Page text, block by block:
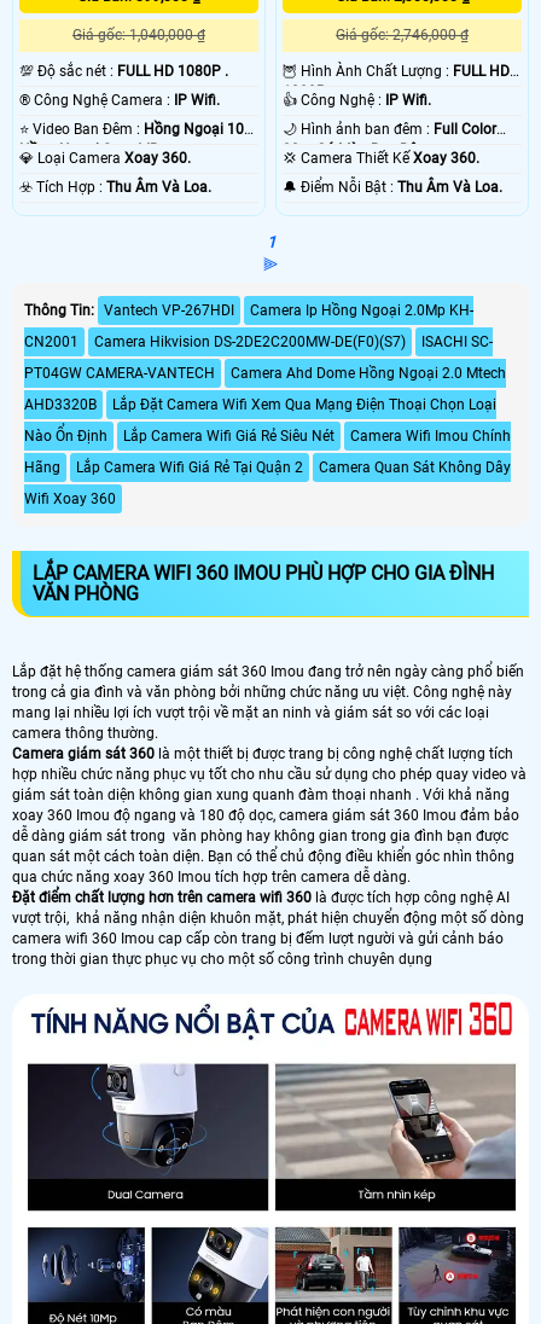
Giá gốc: 1,040,000 ₫
💯 Độ sắc nét : FULL HD 1080P .
®️ Công Nghệ Camera :
IP Wifi.
⭐ Video Ban Đêm : Hồng Ngoại 10m
Hồng Ngoại Smart IR.
💎 Loại Camera Xoay 360.
️☣️ Tích Hợp : Thu Âm Và Loa.
Giá gốc: 2,746,000 ₫
🦉 Hình Ành Chất Lượng : FULL HD
1080P .
👍 Công Nghệ :
IP Wifi.
🌙 Hình ảnh ban đêm : Full Color
30m Có Màu Ban Ðêm.
💢 Camera Thiết KếXoay 360.
️🔔 Điểm Nỗi Bật :Thu Âm Và Loa.
1
⫸
Thông Tin: Vantech VP-267HDI
Camera Ip Hồng Ngoại 2.0Mp KH-
CN2001
Camera Hikvision DS-2DE2C200MW-DE(F0)(S7)
ISACHI SC-
PT04GW CAMERA-VANTECH
Camera Ahd Dome Hồng Ngoại 2.0 Mtech
AHD3320B
Lắp Đặt Camera Wifi Xem Qua Mạng Điện Thoại Chọn Loại
Nào Ổn Định
Lắp Camera Wifi Giá Rẻ Siêu Nét
Camera Wifi Imou Chính
Hãng
Lắp Camera Wifi Giá Rẻ Tại Quận 2
Camera Quan Sát Không Dây
Wifi Xoay 360
LẮP CAMERA WIFI 360 IMOU PHÙ HỢP CHO GIA ĐÌNH
VĂN PHÒNG
Lắp đặt hệ thống camera giám sát 360 Imou đang trở nên ngày càng phổ biến
trong cả gia đình và văn phòng bởi những chức năng ưu việt. Công nghệ này
mang lại nhiều lợi ích vượt trội về mặt an ninh và giám sát so với các loại
camera thông thường.
Camera giám sát 360 là một thiết bị được trang bị công nghệ chất lượng tích
hợp nhiều chức năng phục vụ tốt cho nhu cầu sử dụng cho phép quay video và
giám sát toàn diện không gian xung quanh đàm thoại nhanh . Với khả năng
xoay 360 Imou độ ngang và 180 độ dọc, camera giám sát 360 Imou đảm bảo
dễ dàng giám sát trong văn phòng hay không gian trong gia đình bạn được
quan sát một cách toàn diện. Bạn có thể chủ động điều khiển góc nhìn thông
qua chức năng xoay 360 Imou tích hợp trên camera dễ dàng.
Đặt điểm chất lượng hơn trên camera wifi 360 là được tích hợp công nghệ AI
vượt trội, khả năng nhận diện khuôn mặt, phát hiện chuyển động một số dòng
camera wifi 360 Imou cap cấp còn trang bị đếm lượt người và gửi cảnh báo
trong thời gian thực phục vụ cho một số công trình chuyên dụng